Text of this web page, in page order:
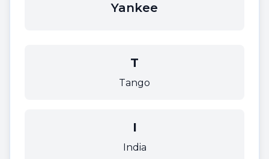
Yankee
T
Tango
I
India